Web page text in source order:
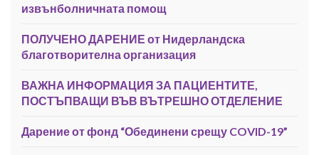
извънболничната помощ
ПОЛУЧЕНО ДАРЕНИЕ от Нидерландска
благотворителна организация
ВАЖНА ИНФОРМАЦИЯ ЗА ПАЦИЕНТИТЕ,
ПОСТЪПВАЩИ ВЪВ ВЪТРЕШНО ОТДЕЛЕНИЕ
Дарение от фонд “Обединени срещу COVID-19”